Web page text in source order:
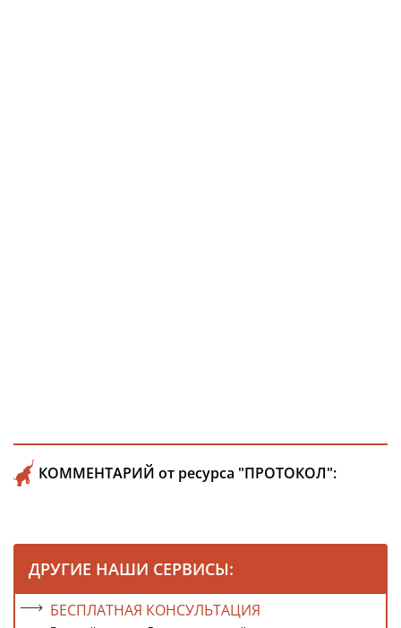
КОММЕНТАРИЙ от ресурса "ПРОТОКОЛ":
ДРУГИЕ НАШИ СЕРВИСЫ:
БЕСПЛАТНАЯ КОНСУЛЬТАЦИЯ